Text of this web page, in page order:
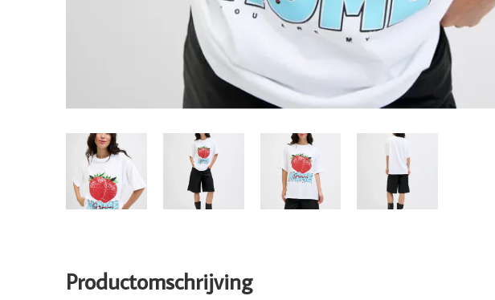
Productomschrijving